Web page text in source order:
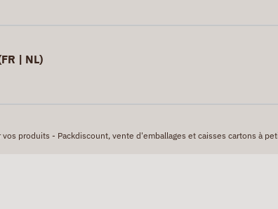
FR | NL)
produits - Packdiscount, vente d'emballages et caisses cartons à